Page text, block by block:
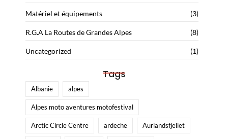
Matériel et équipements (3)
R.G.A La Routes de Grandes Alpes (8)
Uncategorized (1)
Tags
Albanie alpes
Alpes moto aventures motofestival
Arctic Circle Centre ardeche Aurlandsfjellet